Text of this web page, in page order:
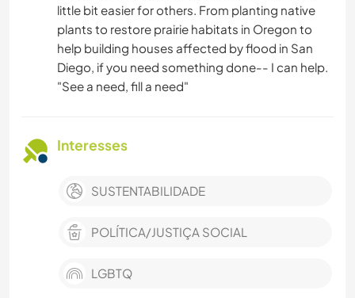
little bit easier for others. From planting native
plants to restore prairie habitats in Oregon to
help building houses affected by flood in San
Diego, if you need something done-- I can help.
"See a need, fill a need"
Interesses
SUSTENTABILIDADE
POLÍTICA/JUSTIÇA SOCIAL
LGBTQ